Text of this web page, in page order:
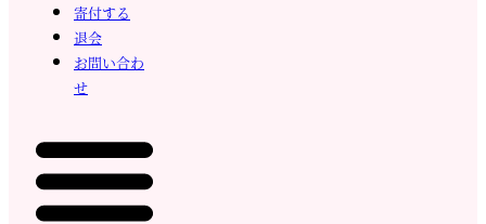
寄付する
退会
お問い合わ
せ